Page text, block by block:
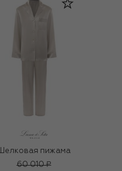
Шелковая пижама
60 010 ₽